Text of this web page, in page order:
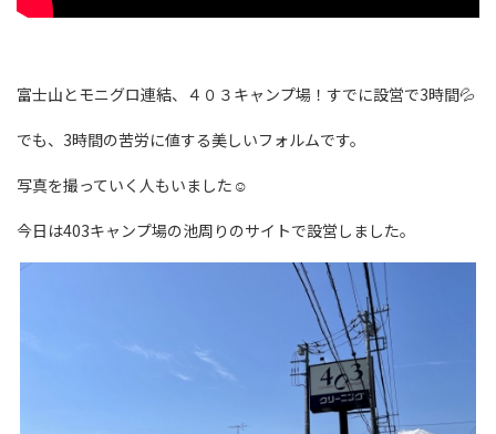
富士山とモニグロ連結、４０３キャンプ場！すでに設営で3時間💦
でも、3時間の苦労に値する美しいフォルムです。
写真を撮っていく人もいました☺
今日は403キャンプ場の池周りのサイトで設営しました。